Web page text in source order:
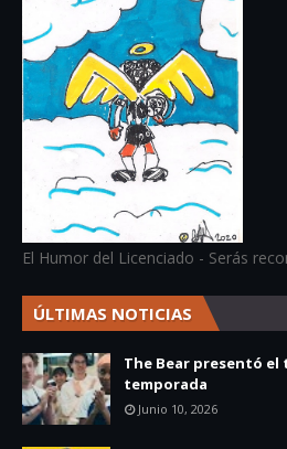
El Humor del Licenciado - Serás
ÚLTIMAS NOTICIAS
The Bear presentó
temporada
Junio 10, 2026